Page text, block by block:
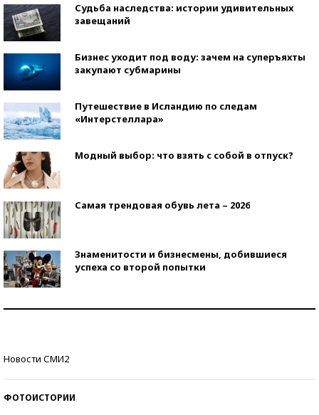
Судьба наследства: истории удивительных
завещаний
Бизнес уходит под воду: зачем на суперъяхты
закупают субмарины
Путешествие в Исландию по следам
«Интерстеллара»
Модный выбор: что взять с собой в отпуск?
Самая трендовая обувь лета – 2026
Знаменитости и бизнесмены, добившиеся
успеха со второй попытки
Новости СМИ2
ФОТОИСТОРИИ